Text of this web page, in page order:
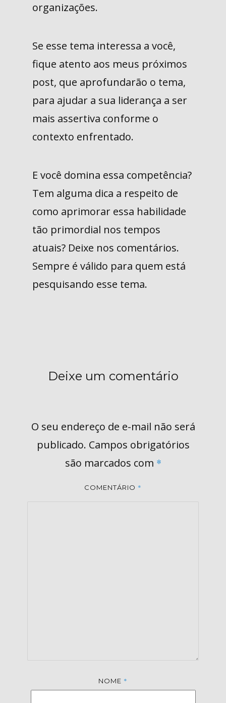
organizações.
Se esse tema interessa a você,
fique atento aos meus próximos
post, que aprofundarão o tema,
para ajudar a sua liderança a ser
mais assertiva conforme o
contexto enfrentado.
E você domina essa competência?
Tem alguma dica a respeito de
como aprimorar essa habilidade
tão primordial nos tempos
atuais? Deixe nos comentários.
Sempre é válido para quem está
pesquisando esse tema.
Deixe um comentário
O seu endereço de e-mail não será
publicado. Campos obrigatórios
são marcados com *
COMENTÁRIO *
NOME *